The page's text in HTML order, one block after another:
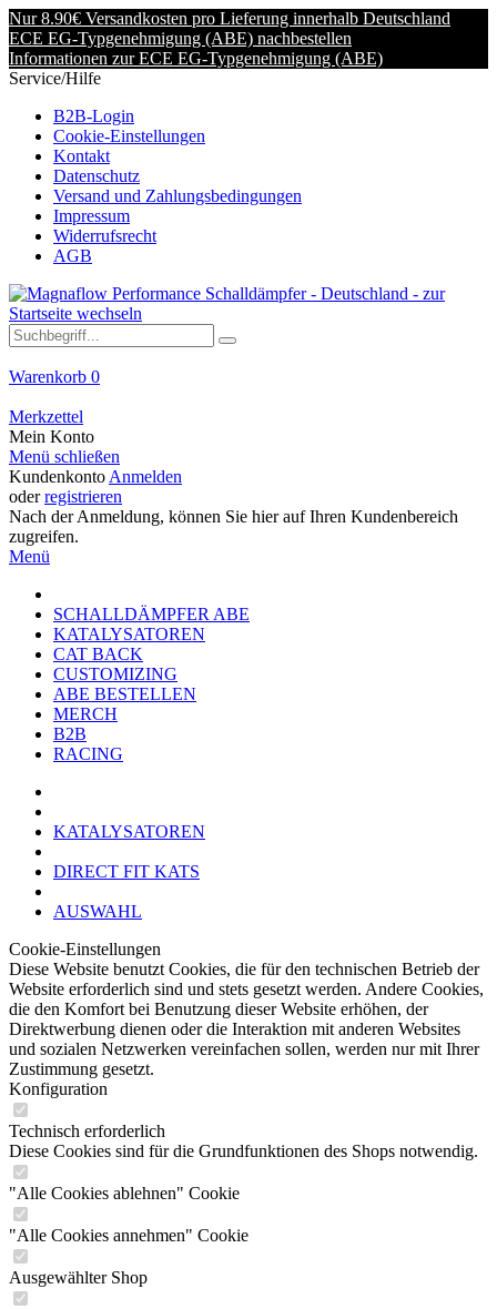
Nur 8.90€ Versandkosten pro Lieferung innerhalb Deutschland
ECE EG-Typgenehmigung (ABE) nachbestellen
Informationen zur ECE EG-Typgenehmigung (ABE)
Service/Hilfe
B2B-Login
Cookie-Einstellungen
Kontakt
Datenschutz
Versand und Zahlungsbedingungen
Impressum
Widerrufsrecht
AGB
Warenkorb 0
Merkzettel
Mein Konto
Menü schließen
Kundenkonto Anmelden
oderregistrieren
Nach der Anmeldung, können Sie hier auf Ihren Kundenbereich
zugreifen.
Menü
SCHALLDÄMPFER ABE
KATALYSATOREN
CAT BACK
CUSTOMIZING
ABE BESTELLEN
MERCH
B2B
RACING
KATALYSATOREN
DIRECT FIT KATS
AUSWAHL
Cookie-Einstellungen
Diese Website benutzt Cookies, die für den technischen Betrieb der
Website erforderlich sind und stets gesetzt werden. Andere Cookies,
die den Komfort bei Benutzung dieser Website erhöhen, der
Direktwerbung dienen oder die Interaktion mit anderen Websites
und sozialen Netzwerken vereinfachen sollen, werden nur mit Ihrer
Zustimmung gesetzt.
Konfiguration
Technisch erforderlich
Diese Cookies sind für die Grundfunktionen des Shops notwendig.
"Alle Cookies ablehnen" Cookie
"Alle Cookies annehmen" Cookie
Ausgewählter Shop